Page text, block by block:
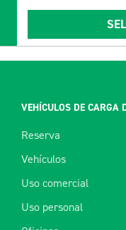
VEHÍCULOS DE CARGA
Reserva
Vehículos
Uso comercial
Uso personal